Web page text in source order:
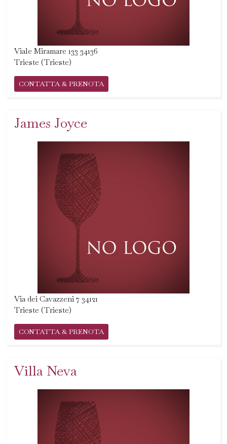
Viale Miramare 133 34136
Trieste (Trieste)
CONTATTA & PRENOTA
James Joyce
Via dei Cavazzeni 7 34121
Trieste (Trieste)
CONTATTA & PRENOTA
Villa Neva